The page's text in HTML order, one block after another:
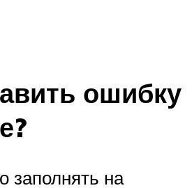
ошибку
заполнять на